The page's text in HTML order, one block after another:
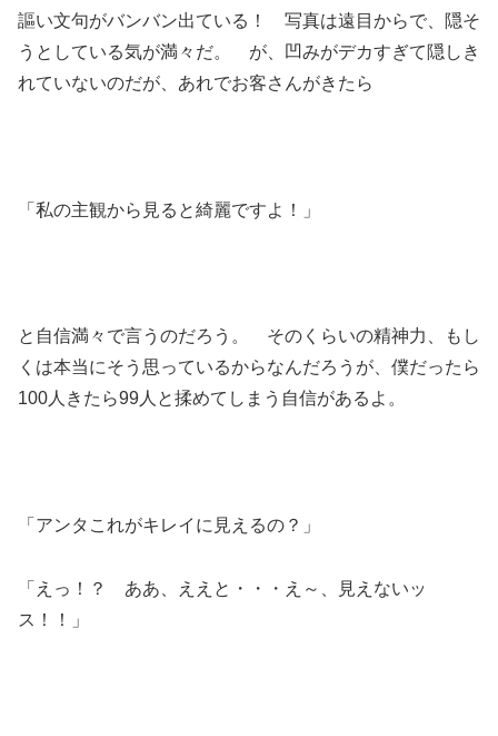
謳い文句がバンバン出ている！ 写真は遠目からで、隠そ
うとしている気が満々だ。 が、凹みがデカすぎて隠しき
れていないのだが、あれでお客さんがきたら
「私の主観から見ると綺麗ですよ！」
と自信満々で言うのだろう。 そのくらいの精神力、もし
くは本当にそう思っているからなんだろうが、僕だったら
100人きたら99人と揉めてしまう自信があるよ。
「アンタこれがキレイに見えるの？」
「えっ！？ ああ、ええと・・・え～、見えないッ
ス！！」